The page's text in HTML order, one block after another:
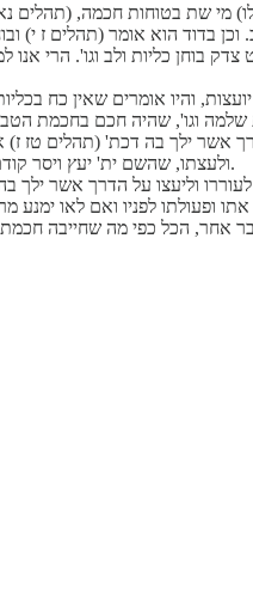
לו) מי שת בטוחות חכמה,
הוא אומר (תהלים ז י)
בוחן כליות ולב וגו'. הרי
והיו אומרים שאין כח
אשר ילך בה דכת' (תהלים טז
ולעצתו, שהשם ית' יעץ ויסר קודם מעשה והם מיסרים ומיעצים בשעת מעשה, והכל משפע החכמה העליונה.
וליעצו על הדרך אשר ילך
לפניו ואם לאו ימנע